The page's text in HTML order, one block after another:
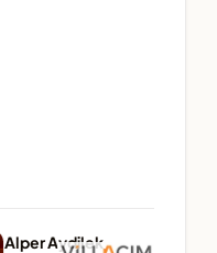
Alper Aydilek